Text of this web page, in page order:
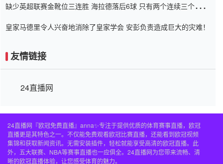
缺少英超联赛金靴位三连胜 海拉德落后6球 只有两个连续三个连续
皇家马德里令人兴奋地消除了皇家学会 安彭负责造成巨大的灾难！
友情链接
24直播网
24直播网『欧冠免费直播』anna✨专注于提供优质的体育赛事直播，欧冠
直播更是其特色之一。不仅能免费观看欧冠比赛直播，还能看到欧冠视频
集锦和获取新闻资讯。无需安装插件，轻松就能享受高清的欧冠直播。此
外，五大联赛、NBA等赛事直播也一应俱全。24直播网为您带来流畅、清
晰的欧冠直播体验，让您感受体育的魅力。